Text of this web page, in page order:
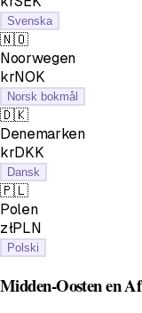
Svenska
🇳🇴
Noorwegen
krNOK
Norsk bokmål
🇩🇰
Denemarken
krDKK
Dansk
🇵🇱
Polen
złPLN
Polski
Midden-Oosten en